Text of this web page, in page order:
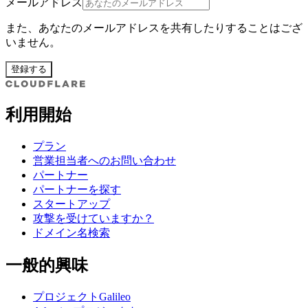
また、あなたのメールアドレスを共有したりすることはござ
いません。
登録する
利用開始
プラン
営業担当者へのお問い合わせ
パートナー
パートナーを探す
スタートアップ
攻撃を受けていますか？
ドメイン名検索
一般的興味
プロジェクトGalileo